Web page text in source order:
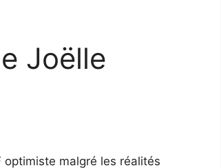
Joëlle
malgré les réalités